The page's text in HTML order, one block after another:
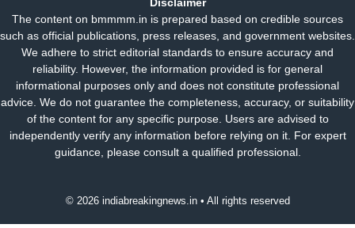
Disclaimer
The content on bmmmm.in is prepared based on credible sources
such as official publications, press releases, and government websites.
We adhere to strict editorial standards to ensure accuracy and
reliability. However, the information provided is for general
informational purposes only and does not constitute professional
advice. We do not guarantee the completeness, accuracy, or suitability
of the content for any specific purpose. Users are advised to
independently verify any information before relying on it. For expert
guidance, please consult a qualified professional.
© 2026 indiabreakingnews.in • All rights reserved